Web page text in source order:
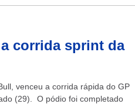
corrida sprint da
venceu a corrida rápida do GP
(29). O pódio foi completado